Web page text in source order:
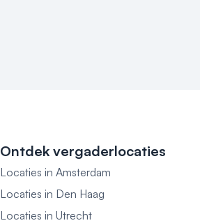
Ontdek vergaderlocaties
Locaties in Amsterdam
Locaties in Den Haag
Locaties in Utrecht